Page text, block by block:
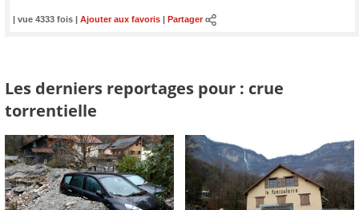
| vue 4333 fois | Ajouter aux favoris Partager
Les derniers reportages pour : crue
torrentielle